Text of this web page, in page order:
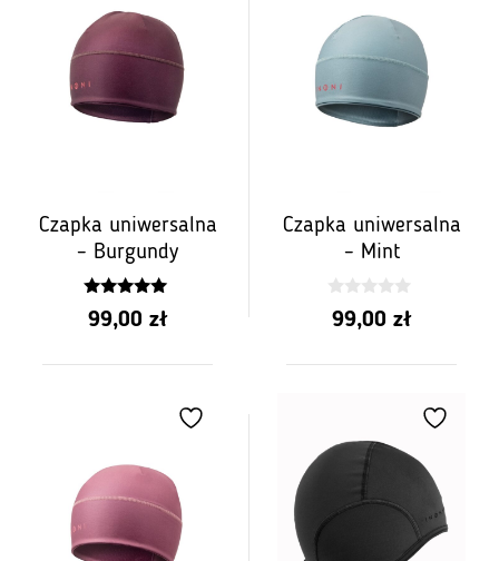
Czapka uniwersalna
– Burgundy
5.00
z 5
99,00 zł
Czapka uniwersalna
– Mint
0
z
99,00 zł